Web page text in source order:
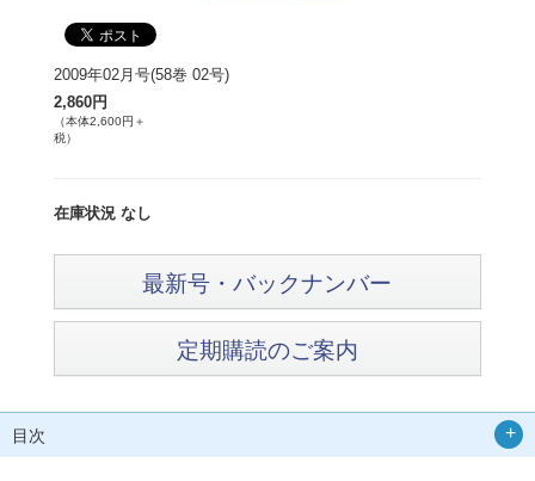
2009年02月号(58巻 02号)
2,860円
（本体2,600円＋
税）
在庫状況 なし
最新号・バックナンバー
定期購読のご案内
目次